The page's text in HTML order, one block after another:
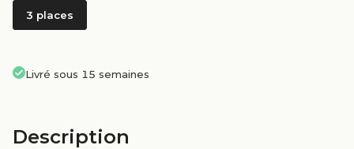
3 places
Livré sous 15 semaines
Description